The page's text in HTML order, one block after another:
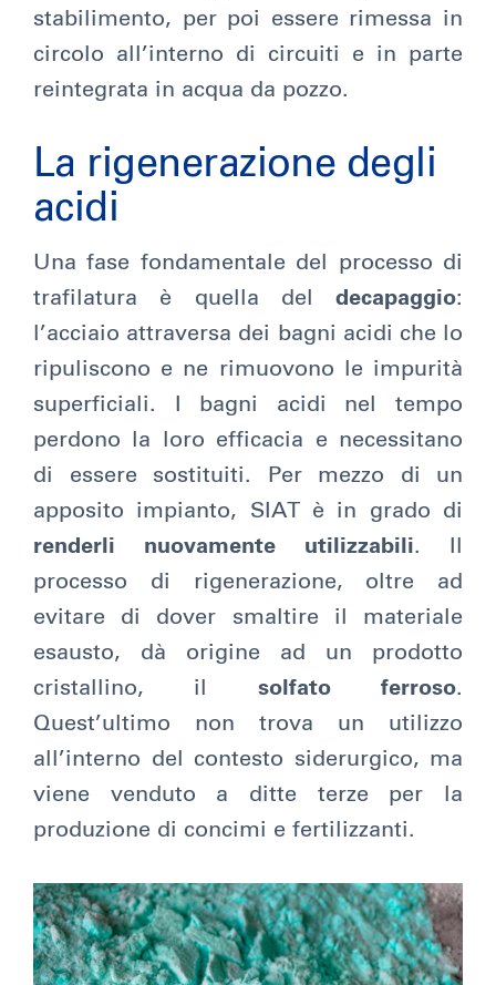
stabilimento, per poi essere rimessa in
circolo all’interno di circuiti e in parte
reintegrata in acqua da pozzo.
La rigenerazione degli
acidi
Una fase fondamentale del processo di
trafilatura è quella del decapaggio:
l’acciaio attraversa dei bagni acidi che lo
ripuliscono e ne rimuovono le impurità
superficiali. I bagni acidi nel tempo
perdono la loro efficacia e necessitano
di essere sostituiti. Per mezzo di un
apposito impianto, SIAT è in grado di
renderli nuovamente utilizzabili. Il
processo di rigenerazione, oltre ad
evitare di dover smaltire il materiale
esausto, dà origine ad un prodotto
cristallino, il solfato ferroso.
Quest’ultimo non trova un utilizzo
all’interno del contesto siderurgico, ma
viene venduto a ditte terze per la
produzione di concimi e fertilizzanti.